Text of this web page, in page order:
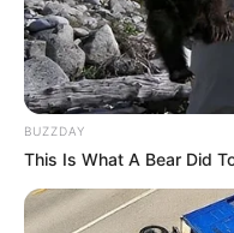
Das Wissen, das die
bei der Tier- und
Charles Darwin 1858
mussten die
lernen.
BUZZDAY
This Is What A Bear Did